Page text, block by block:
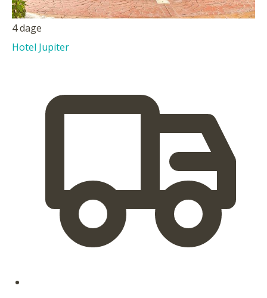
4 dage
Hotel Jupiter